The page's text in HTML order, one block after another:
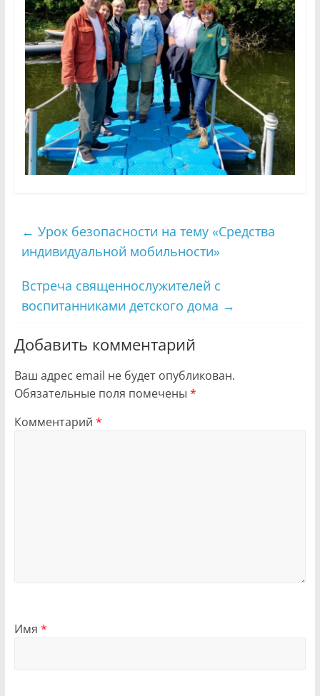
← Урок безопасности на тему «Средства
индивидуальной мобильности»
Встреча священнослужителей с
воспитанниками детского дома →
Добавить комментарий
Ваш адрес email не будет опубликован.
Обязательные поля помечены *
Комментарий *
Имя *